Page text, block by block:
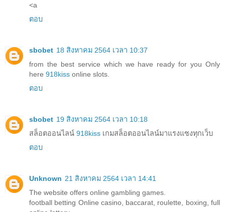
<a
ตอบ
sbobet 18 สิงหาคม 2564 เวลา 10:37
from the best service which we have ready for you Only
here 918kiss online slots.
ตอบ
sbobet 19 สิงหาคม 2564 เวลา 10:18
สล็อตออนไลน์ 918kiss เกมสล็อตออนไลน์มาแรงแซงทุกเว็บ
ตอบ
Unknown 21 สิงหาคม 2564 เวลา 14:41
The website offers online gambling games.
football betting Online casino, baccarat, roulette, boxing, full